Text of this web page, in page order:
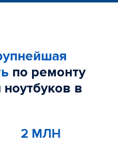
по ремонту
в
2 МЛН